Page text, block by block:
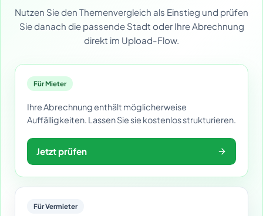
Nutzen Sie den Themenvergleich als Einstieg und prüfen
Sie danach die passende Stadt oder Ihre Abrechnung
direkt im Upload-Flow.
Für Mieter
Ihre Abrechnung enthält möglicherweise
Auffälligkeiten. Lassen Sie sie kostenlos strukturieren.
Jetzt prüfen
Für Vermieter